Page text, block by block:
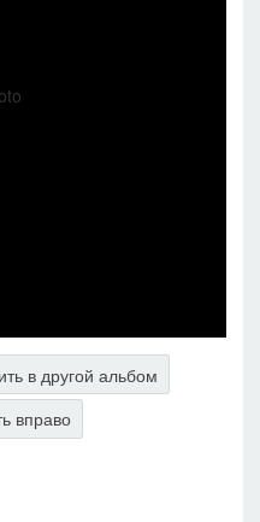
в другой альбом
вправо